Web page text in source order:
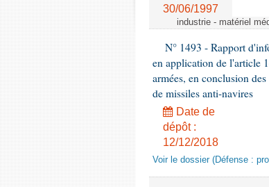
30/06/1997
industrie - matériel
N° 1493 - Rapport
en application de l'article
armées, en conclusion
de missiles anti-navires
Date de
dépôt :
12/12/2018
Voir le dossier (Défense :